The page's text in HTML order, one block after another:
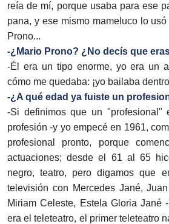
reía de mí, porque usaba para ese
pana, y ese mismo mameluco lo
Prono...
-¿Mario Prono? ¿No decís que
-Él era un tipo enorme, yo era un
cómo me quedaba: ¡yo bailaba
-¿A qué edad ya fuiste un
-Si definimos que un "profesional"
profesión -y yo empecé en 1961,
profesional pronto, porque
actuaciones; desde el 61 al 65
negro, teatro, pero digamos que
televisión con Mercedes Jané,
Miriam Celeste, Estela Gloria Jané
era el teleteatro, el primer teleteatro